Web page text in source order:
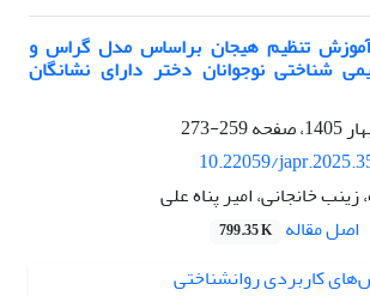
تنظیم هیجان براساس مدل گراس و
‏شناختی نوجوانان دختر دارای نشانگان
259-273
10.22059/
خانجانی، امیر پناه علی
اصل مقاله 799.35 K